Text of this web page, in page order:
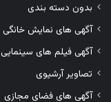
بدون دسته بندی
آگهی های نمایش خانگی
آگهی فیلم های سینمایی
تصاویر آرشیوی
آگهی های فضای مجازی